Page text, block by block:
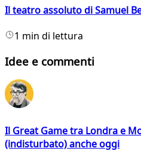
Il teatro assoluto di Samuel
1 min di lettura
Idee e commenti
Il Great Game tra Londra e
(indisturbato) anche oggi